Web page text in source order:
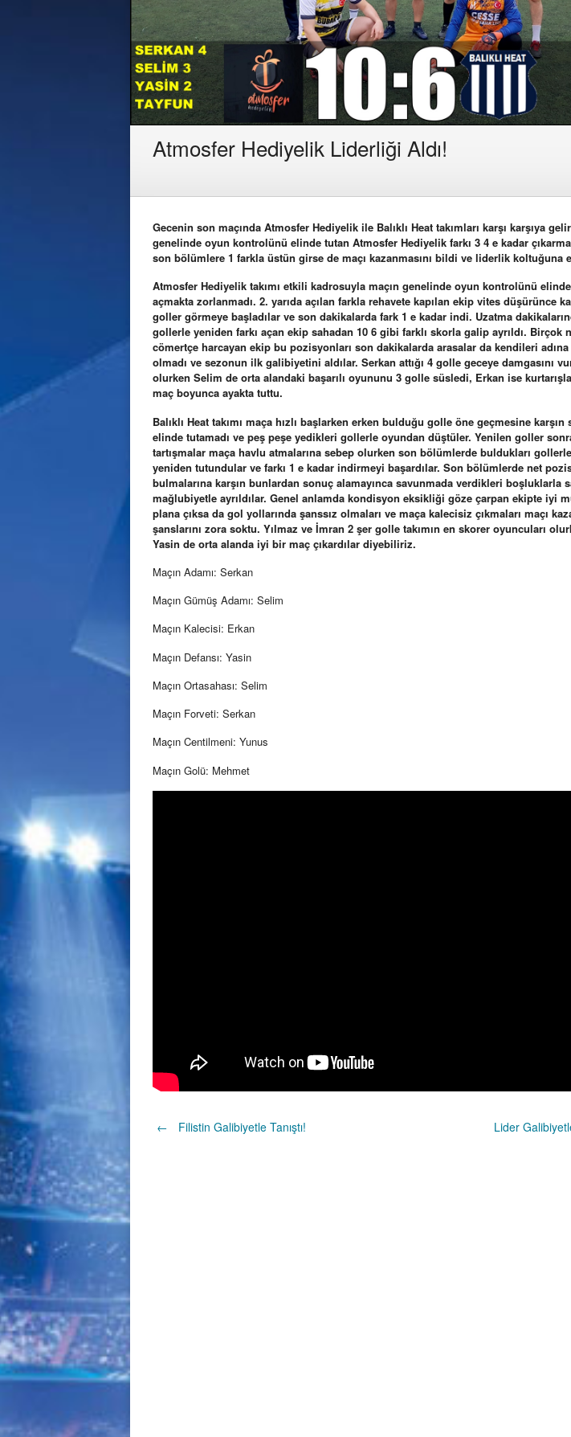
Atmosfer Hediyelik Liderliği Aldı!
Gecenin son maçında Atmosfer Hediyelik ile Balıklı Heat takımları karşı karşıya
genelinde oyun kontrolünü elinde tutan Atmosfer Hediyelik farkı 3 4 e kadar
son bölümlere 1 farkla üstün girse de maçı kazanmasını bildi ve liderlik koltuğuna
Atmosfer Hediyelik takımı etkili kadrosuyla maçın genelinde oyun kontrolünü
açmakta zorlanmadı. 2. yarıda açılan farkla rehavete kapılan ekip vites düşürünce
goller görmeye başladılar ve son dakikalarda fark 1 e kadar indi. Uzatma
gollerle yeniden farkı açan ekip sahadan 10 6 gibi farklı skorla galip ayrıldı. Birçok
cömertçe harcayan ekip bu pozisyonları son dakikalarda arasalar da kendileri
olmadı ve sezonun ilk galibiyetini aldılar. Serkan attığı 4 golle geceye damgasını
olurken Selim de orta alandaki başarılı oyununu 3 golle süsledi, Erkan ise
maç boyunca ayakta tuttu.
Balıklı Heat takımı maça hızlı başlarken erken bulduğu golle öne geçmesine karşın
elinde tutamadı ve peş peşe yedikleri gollerle oyundan düştüler. Yenilen goller
tartışmalar maça havlu atmalarına sebep olurken son bölümlerde buldukları
yeniden tutundular ve farkı 1 e kadar indirmeyi başardılar. Son bölümlerde net
bulmalarına karşın bunlardan sonuç alamayınca savunmada verdikleri boşluklarla
mağlubiyetle ayrıldılar. Genel anlamda kondisyon eksikliği göze çarpan ekipte iyi
plana çıksa da gol yollarında şanssız olmaları ve maça kalecisiz çıkmaları maçı
şanslarını zora soktu. Yılmaz ve İmran 2 şer golle takımın en skorer oyuncuları
Yasin de orta alanda iyi bir maç çıkardılar diyebiliriz.
Maçın Adamı: Serkan
Maçın Gümüş Adamı: Selim
Maçın Kalecisi: Erkan
Maçın Defansı: Yasin
Maçın Ortasahası: Selim
Maçın Forveti: Serkan
Maçın Centilmeni: Yunus
Maçın Golü: Mehmet
Post
← Filistin Galibiyetle Tanıştı! Lider